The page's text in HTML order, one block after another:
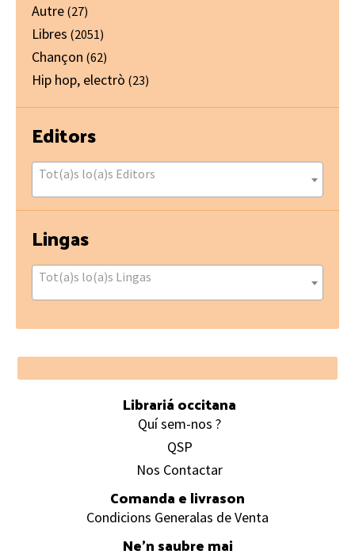
Autre (27)
Libres (2051)
Chançon (62)
Hip hop, electrò (23)
Editors
Tot(a)s lo(a)s Editors
Lingas
Tot(a)s lo(a)s Lingas
Footer
Librariá occitana
Quí sem-nos ?
QSP
Nos Contactar
Comanda e livrason
Condicions Generalas de Venta
Ne’n saubre mai